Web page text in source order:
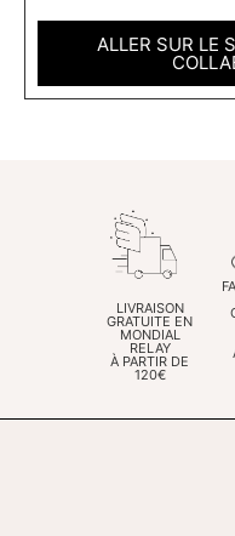
ALLER SUR LE
LIVRAISON
GRATUITE EN
MONDIAL
RELAY
À PARTIR DE
120€